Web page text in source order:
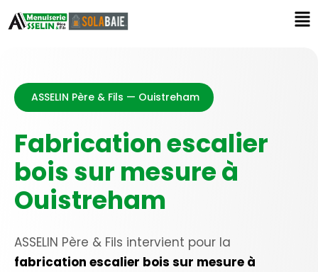
ASSELIN Père & Fils — Ouistreham
Fabrication escalier
bois sur mesure à
Ouistreham
ASSELIN Père & Fils intervient pour la
fabrication escalier bois sur mesure à